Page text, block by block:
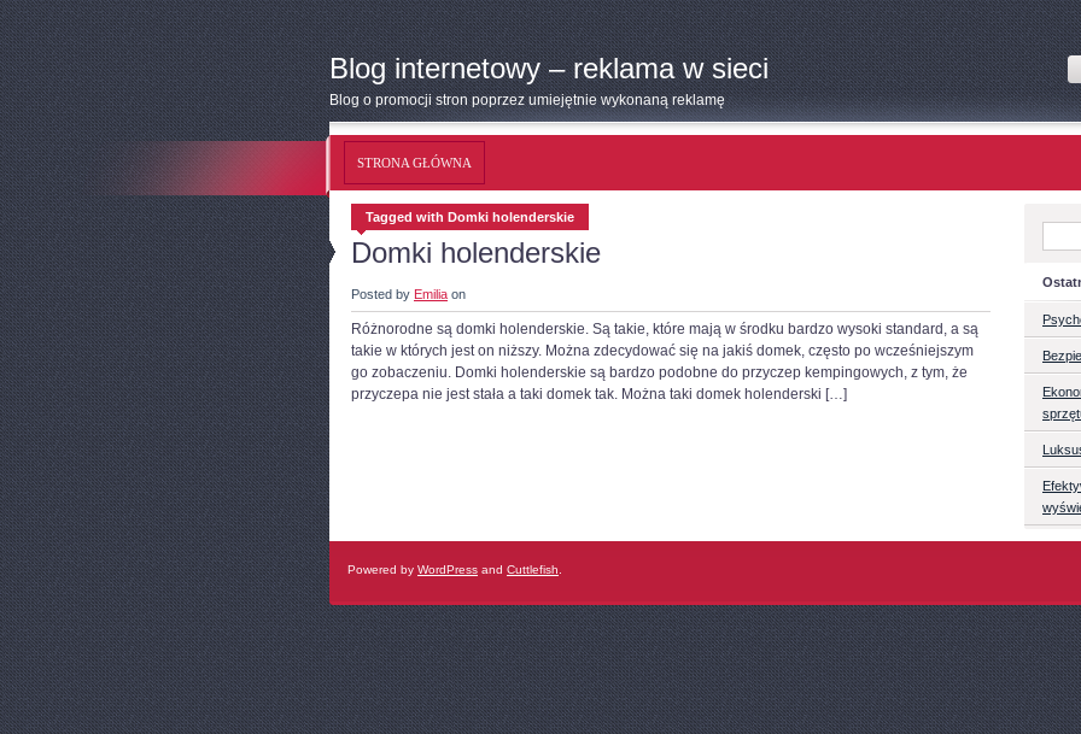
Blog internetowy – reklama w sieci
Blog o promocji stron poprzez umiejętnie wykonaną reklamę
STRONA GŁÓWNA
Tagged with Domki holenderskie
Domki holenderskie
Posted by Emilia on
Różnorodne są domki holenderskie. Są takie, które mają w środku bardzo wysoki standard, a są
takie w których jest on niższy. Można zdecydować się na jakiś domek, często po wcześniejszym
go zobaczeniu. Domki holenderskie są bardzo podobne do przyczep kempingowych, z tym, że
przyczepa nie jest stała a taki domek tak. Można taki domek holenderski […]
Powered by WordPress and Cuttlefish